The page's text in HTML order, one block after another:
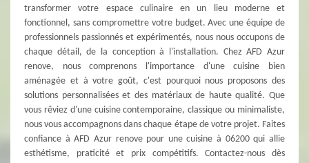
transformer votre espace culinaire en un lieu moderne et
fonctionnel, sans compromettre votre budget. Avec une équipe de
professionnels passionnés et expérimentés, nous nous occupons de
chaque détail, de la conception à l'installation. Chez AFD Azur
renove, nous comprenons l'importance d'une cuisine bien
aménagée et à votre goût, c'est pourquoi nous proposons des
solutions personnalisées et des matériaux de haute qualité. Que
vous rêviez d'une cuisine contemporaine, classique ou minimaliste,
nous vous accompagnons dans chaque étape de votre projet. Faites
confiance à AFD Azur renove pour une cuisine à 06200 qui allie
esthétisme, praticité et prix compétitifs. Contactez-nous dès